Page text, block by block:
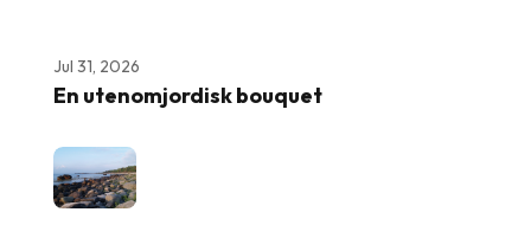
Jul 31, 2026
En utenomjordisk bouquet